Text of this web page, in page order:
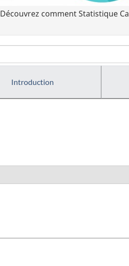
Découvrez comment Statistique
Introduction